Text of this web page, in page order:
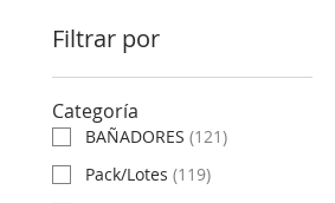
Filtrar por
Categoría
BAÑADORES (121)
Pack/Lotes (119)